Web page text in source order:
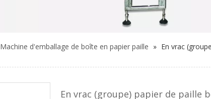
Machine d'emballage de boîte en papier paille » En vrac
En vrac (groupe) papier de paille